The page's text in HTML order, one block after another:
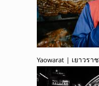
Yaowarat | เยาวราช